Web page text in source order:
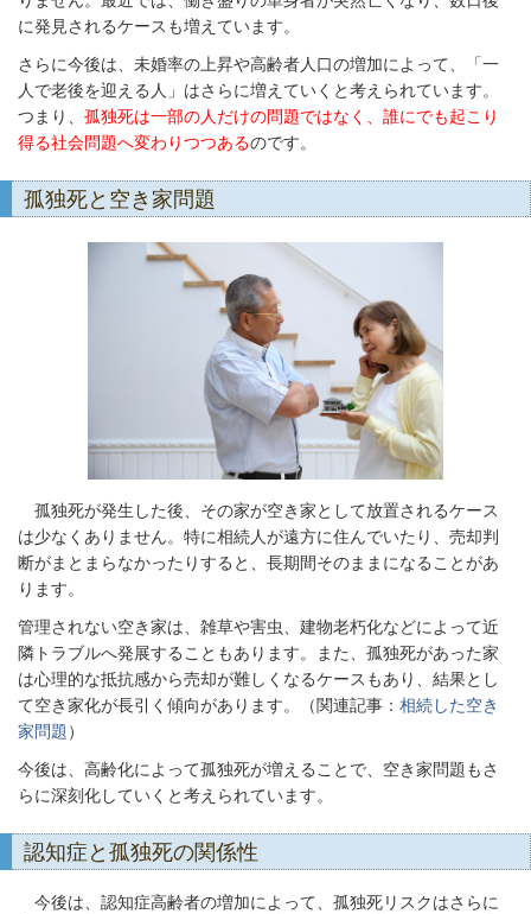
に発見されるケースも増えています。
さらに今後は、未婚率の上昇や高齢者人口の増加によって、「一
人で老後を迎える人」はさらに増えていくと考えられています。
つまり、 孤独死は一部の人だけの問題ではなく、誰にでも起こり
得る社会問題へ変わりつつあるのです。
孤独死と空き家問題
孤独死が発生した後、その家が空き家として放置されるケース
は少なくありません。特に相続人が遠方に住んでいたり、売却判
断がまとまらなかったりすると、長期間そのままになることがあ
ります。
管理されない空き家は、雑草や害虫、建物老朽化などによって近
隣トラブルへ発展することもあります。また、孤独死があった家
は心理的な抵抗感から売却が難しくなるケースもあり、結果とし
て空き家化が長引く傾向があります。（関連記事： 相続した空き
家問題）
今後は、高齢化によって孤独死が増えることで、空き家問題もさ
らに深刻化していくと考えられています。
認知症と孤独死の関係性
今後は、認知症高齢者の増加によって、孤独死リスクはさらに